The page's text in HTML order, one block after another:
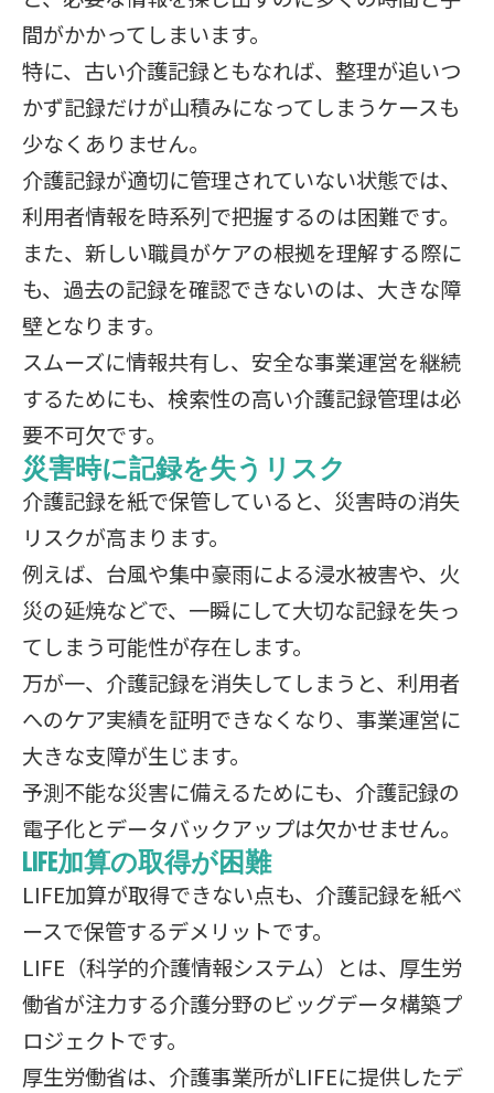
間がかかってしまいます。
特に、古い介護記録ともなれば、整理が追いつ
かず記録だけが山積みになってしまうケースも
少なくありません。
介護記録が適切に管理されていない状態では、
利用者情報を時系列で把握するのは困難です。
また、新しい職員がケアの根拠を理解する際に
も、過去の記録を確認できないのは、大きな障
壁となります。
スムーズに情報共有し、安全な事業運営を継続
するためにも、検索性の高い介護記録管理は必
要不可欠です。
災害時に記録を失うリスク
介護記録を紙で保管していると、災害時の消失
リスクが高まります。
例えば、台風や集中豪雨による浸水被害や、火
災の延焼などで、一瞬にして大切な記録を失っ
てしまう可能性が存在します。
万が一、介護記録を消失してしまうと、利用者
へのケア実績を証明できなくなり、事業運営に
大きな支障が生じます。
予測不能な災害に備えるためにも、介護記録の
電子化とデータバックアップは欠かせません。
LIFE加算の取得が困難
LIFE加算が取得できない点も、介護記録を紙ベ
ースで保管するデメリットです。
LIFE（科学的介護情報システム）とは、厚生労
働省が注力する介護分野のビッグデータ構築プ
ロジェクトです。
厚生労働省は、介護事業所がLIFEに提供したデ